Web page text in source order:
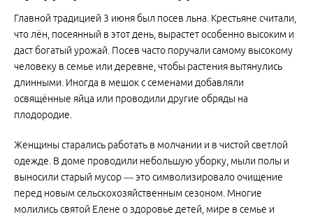
Главной традицией 3 июня был посев льна. Крестьяне считали,
что лён, посеянный в этот день, вырастет особенно высоким и
даст богатый урожай. Посев часто поручали самому высокому
человеку в семье или деревне, чтобы растения вытянулись
длинными. Иногда в мешок с семенами добавляли
освящённые яйца или проводили другие обряды на
плодородие.
Женщины старались работать в молчании и в чистой светлой
одежде. В доме проводили небольшую уборку, мыли полы и
выносили старый мусор — это символизировало очищение
перед новым сельскохозяйственным сезоном. Многие
молились святой Елене о здоровье детей, мире в семье и